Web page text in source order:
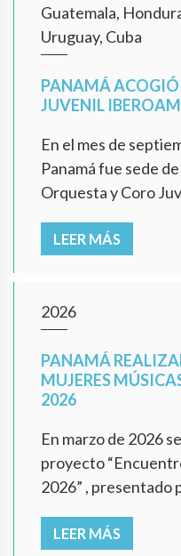
Guatemala,
Uruguay, Cuba
PANAMÁ ACOGIÓ
JUVENIL
En el mes de
Panamá fue sede
Orquesta y Coro
LEER MÁS
2026
PANAMÁ
MUJERES
2026
En marzo de 2026
proyecto
2026” , presentado
LEER MÁS